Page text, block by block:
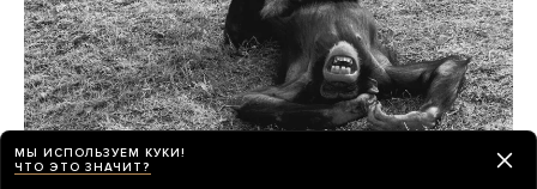
МЫ ИСПОЛЬЗУЕМ КУКИ!
ЧТО ЭТО ЗНАЧИТ?